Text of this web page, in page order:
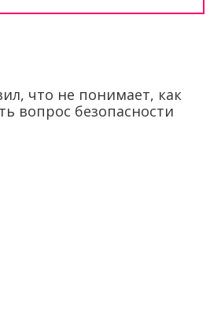
что не понимает, как
вопрос безопасности